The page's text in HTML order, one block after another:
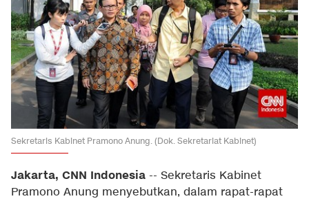
Sekretaris Kabinet Pramono Anung. (Dok. Sekretariat Kabinet)
Jakarta, CNN Indonesia -- Sekretaris Kabinet
Pramono Anung menyebutkan, dalam rapat-rapat